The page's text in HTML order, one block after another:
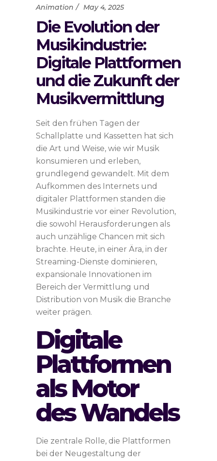
Animation May 4, 2025
Die Evolution der
Musikindustrie:
Digitale Plattformen
und die Zukunft der
Musikvermittlung
Seit den frühen Tagen der
Schallplatte und Kassetten hat sich
die Art und Weise, wie wir Musik
konsumieren und erleben,
grundlegend gewandelt. Mit dem
Aufkommen des Internets und
digitaler Plattformen standen die
Musikindustrie vor einer Revolution,
die sowohl Herausforderungen als
auch unzählige Chancen mit sich
brachte. Heute, in einer Ära, in der
Streaming-Dienste dominieren,
expansionale Innovationen im
Bereich der Vermittlung und
Distribution von Musik die Branche
weiter prägen.
Digitale
Plattformen
als Motor
des Wandels
Die zentrale Rolle, die Plattformen
bei der Neugestaltung der